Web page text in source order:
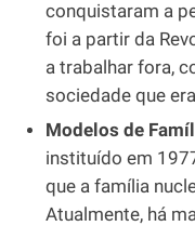
conquistaram a
foi a partir da
a trabalhar fora,
sociedade que
Modelos de
instituído em
que a família
Atualmente, há